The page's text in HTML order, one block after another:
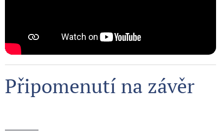
Připomenutí na závěr